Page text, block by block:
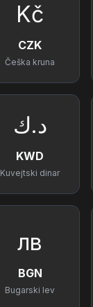
Kč
CZK
Češka kruna
د.ك
KWD
Kuvejtski dinar
лв
BGN
Bugarski lev